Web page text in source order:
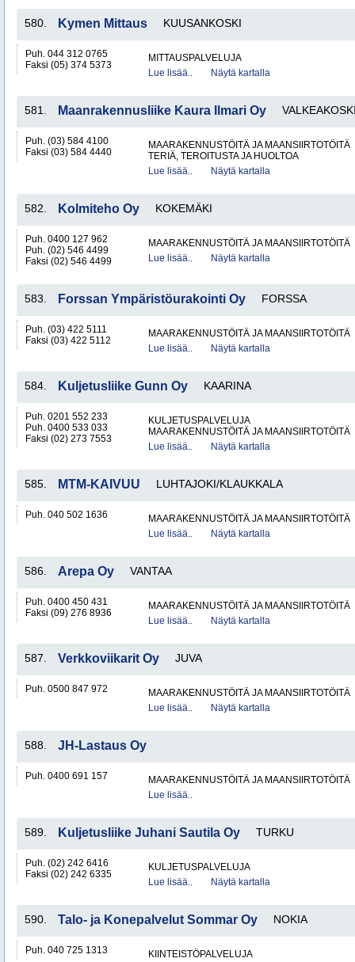
580. Kymen Mittaus KUUSANKOSKI
Puh. 044 312 0765
Faksi (05) 374 5373
MITTAUSPALVELUJA
Lue lisää..
Näytä kartalla
581. Maanrakennusliike Kaura Ilmari Oy
Puh. (03) 584 4100
Faksi (03) 584 4440
MAARAKENNUSTÖITÄ JA MAANSIIRTOTÖITÄ
TERIÄ, TEROITUSTA JA HUOLTOA
Lue lisää..
Näytä kartalla
582. Kolmiteho Oy KOKEMÄKI
Puh. 0400 127 962
Puh. (02) 546 4499
Faksi (02) 546 4499
MAARAKENNUSTÖITÄ JA MAANSIIRTOTÖITÄ
Lue lisää..
Näytä kartalla
583. Forssan Ympäristöurakointi Oy FORSSA
Puh. (03) 422 5111
Faksi (03) 422 5112
MAARAKENNUSTÖITÄ JA MAANSIIRTOTÖITÄ
Lue lisää..
Näytä kartalla
584. Kuljetusliike Gunn Oy KAARINA
Puh. 0201 552 233
Puh. 0400 533 033
Faksi (02) 273 7553
KULJETUSPALVELUJA
MAARAKENNUSTÖITÄ JA MAANSIIRTOTÖITÄ
Lue lisää..
Näytä kartalla
585. MTM-KAIVUU LUHTAJOKI/KLAUKKALA
Puh. 040 502 1636
MAARAKENNUSTÖITÄ JA MAANSIIRTOTÖITÄ
Lue lisää..
Näytä kartalla
586. Arepa Oy VANTAA
Puh. 0400 450 431
Faksi (09) 276 8936
MAARAKENNUSTÖITÄ JA MAANSIIRTOTÖITÄ
Lue lisää..
Näytä kartalla
587. Verkkoviikarit Oy JUVA
Puh. 0500 847 972
MAARAKENNUSTÖITÄ JA MAANSIIRTOTÖITÄ
Lue lisää..
Näytä kartalla
588. JH-Lastaus Oy
Puh. 0400 691 157
MAARAKENNUSTÖITÄ JA MAANSIIRTOTÖITÄ
Lue lisää..
589. Kuljetusliike Juhani Sautila Oy TURKU
Puh. (02) 242 6416
Faksi (02) 242 6335
KULJETUSPALVELUJA
Lue lisää..
Näytä kartalla
590. Talo- ja Konepalvelut Sommar Oy NOKIA
Puh. 040 725 1313
KIINTEISTÖPALVELUJA